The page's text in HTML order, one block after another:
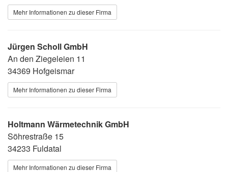
Mehr Informationen zu dieser Firma
Jürgen Scholl GmbH
An den Ziegeleien 11
34369 Hofgeismar
Mehr Informationen zu dieser Firma
Holtmann Wärmetechnik GmbH
Söhrestraße 15
34233 Fuldatal
Mehr Informationen zu dieser Firma